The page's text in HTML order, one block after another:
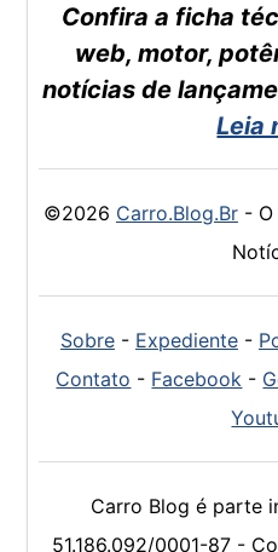
Confira a ficha
web, motor,
notícias de
Leia
©2026 Carro.Blog.Br- O
Sobre- Expediente-
Contato - Facebook -
Carro Blog é parte
51.186.092/0001-87 -